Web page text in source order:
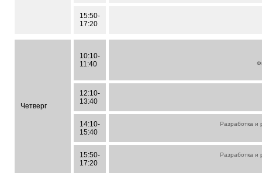
15:50-
17:20
Четверг
10:10-
11:40
12:10-
13:40
14:10-
15:40
Разработка и
15:50-
17:20
Разработка и